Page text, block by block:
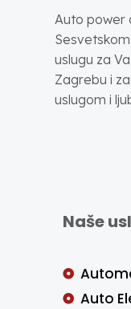
Auto power
uslugu za
Zagrebu i
uslugom i
Naše
Auto